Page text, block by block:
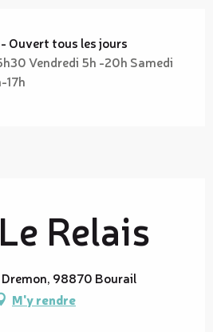
Ouvert tous les jours
Vendredi 5h -20h Samedi
17h
Relais
Dremon, 98870 Bourail
M'y rendre